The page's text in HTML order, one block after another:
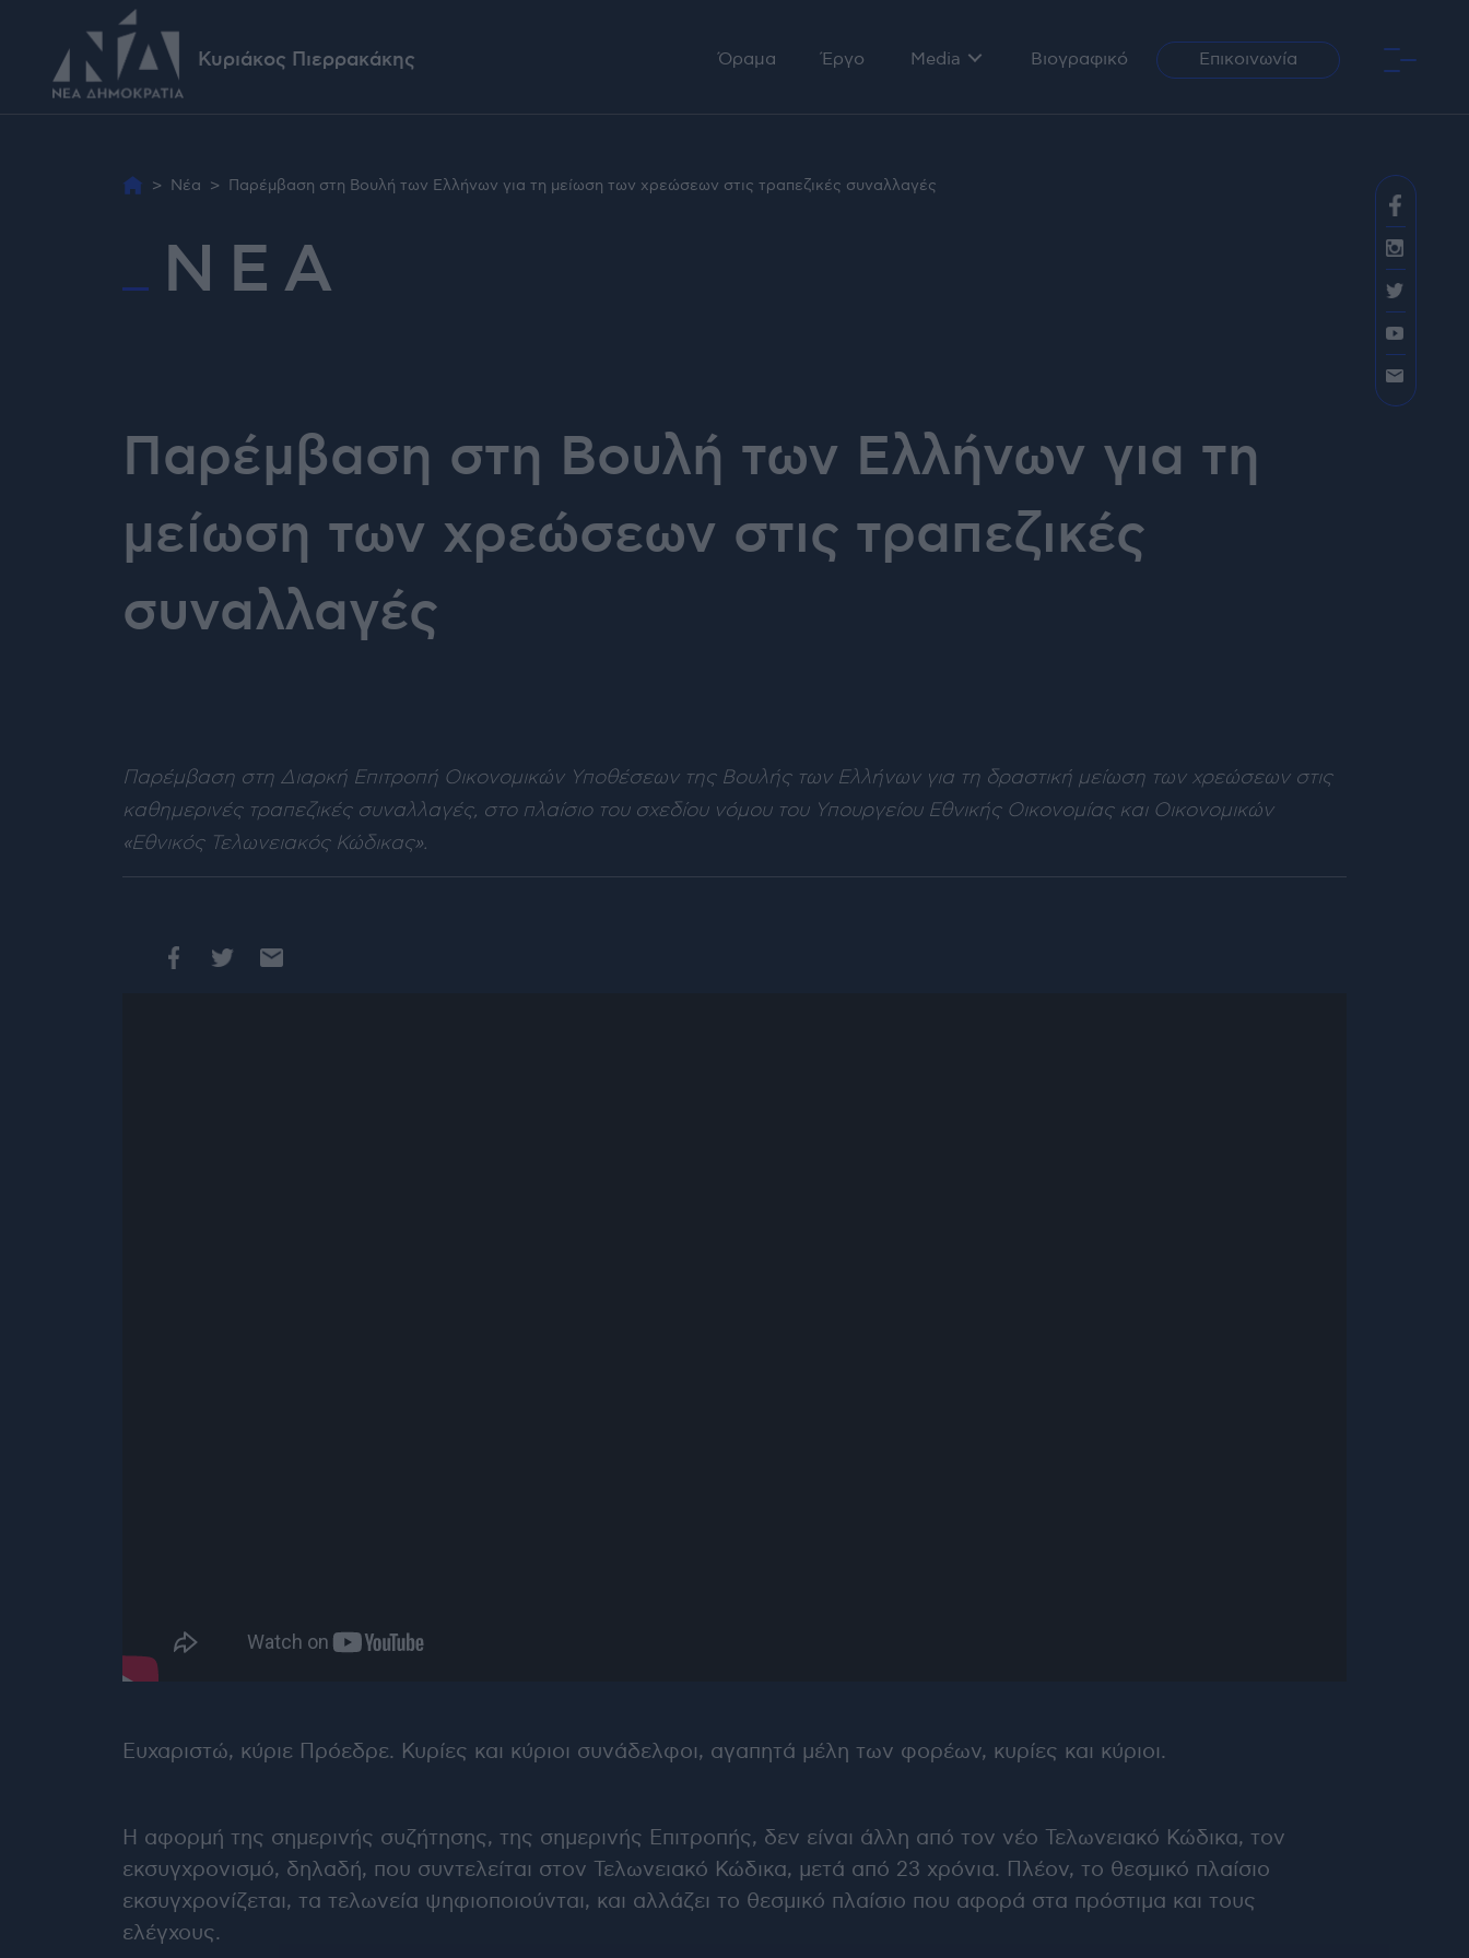
Κυριάκος Πιερρακάκης Όραμα Έργο Media Βιογραφικό Επικοινωνία
> Νέα > Παρέμβαση στη Βουλή των Ελλήνων για τη μείωση των χρεώσεων στις τραπεζικές συναλλαγές
ΝΕΑ
Παρέμβαση στη Βουλή των Ελλήνων για τη
μείωση των χρεώσεων στις τραπεζικές
συναλλαγές
Παρέμβαση στη Διαρκή Επιτροπή Οικονομικών Υποθέσεων της Βουλής των Ελλήνων για τη δραστική μείωση των χρεώσεων στις
καθημερινές τραπεζικές συναλλαγές, στο πλαίσιο του σχεδίου νόμου του Υπουργείου Εθνικής Οικονομίας και Οικονομικών
«Εθνικός Τελωνειακός Κώδικας».
Ευχαριστώ, κύριε Πρόεδρε. Κυρίες και κύριοι συνάδελφοι, αγαπητά μέλη των φορέων, κυρίες και κύριοι.
Η αφορμή της σημερινής συζήτησης, της σημερινής Επιτροπής, δεν είναι άλλη από τον νέο Τελωνειακό Κώδικα, τον
εκσυγχρονισμό, δηλαδή, που συντελείται στον Τελωνειακό Κώδικα, μετά από 23 χρόνια. Πλέον, το θεσμικό πλαίσιο
εκσυγχρονίζεται, τα τελωνεία ψηφιοποιούνται, και αλλάζει το θεσμικό πλαίσιο που αφορά στα πρόστιμα και τους
ελέγχους.